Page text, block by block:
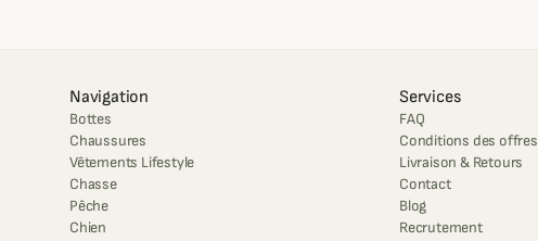
Navigation
Bottes
Chaussures
Vêtements Lifestyle
Chasse
Pêche
Chien
Services
FAQ
Conditions des offres
Livraison & Retours
Contact
Blog
Recrutement